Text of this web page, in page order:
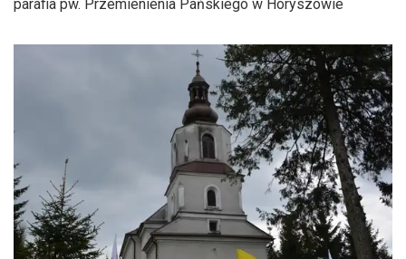
parafia pw. Przemienienia Pańskiego w Horyszowie